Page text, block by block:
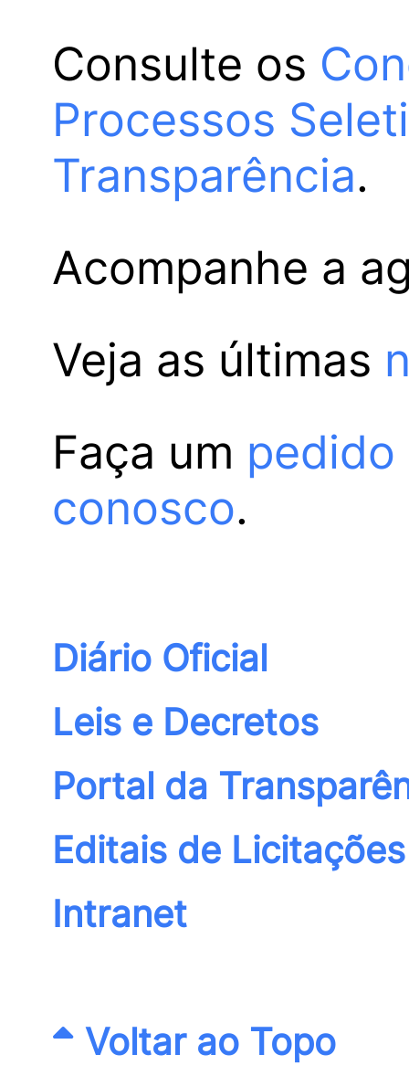
Consulte os
Processos
Transparência.
Acompanhe a
Veja as últimas
Faça um pedido
conosco.
Diário Oficial
Leis e Decretos
Portal da
Editais de Licitações
Intranet
Voltar ao Topo